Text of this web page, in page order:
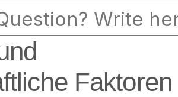
Faktoren